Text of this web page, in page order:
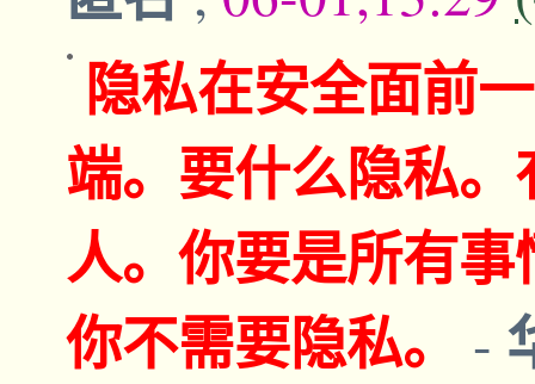
隐私在安全面前
端。要什么隐私
人。你要是所有
你不需要隐私。
-